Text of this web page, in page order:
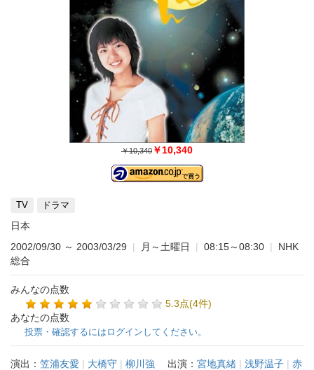
￥10,340 ￥10,340
TV ドラマ
日本
2002/09/30 ～ 2003/03/29 | 月～土曜日 | 08:15～08:30 |
NHK
総合
みんなの点数
5.3点(4件)
あなたの点数
投票・確認するにはログインしてください。
演出： 笠浦友愛 | 大橋守 | 柳川強 出演： 宮地真緒 | 浅野温子 | 赤